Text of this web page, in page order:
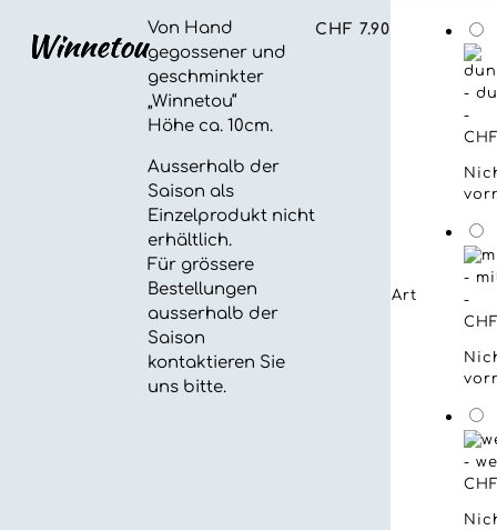
WinnetouVon Hand
gegossener und
geschminkter
„Winnetou“
Höhe ca. 10cm.
Ausserhalb der
Saison als
Einzelprodukt nicht
erhältlich.
Für grössere
Bestellungen
ausserhalb der
Saison
kontaktieren Sie
uns bitte.
CHF 7.90
Art
-
-
-
-
-